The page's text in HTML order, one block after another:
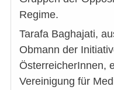
Regime.
Tarafa Baghajati,
Obmann der
ÖsterreicherInnen,
Vereinigung für